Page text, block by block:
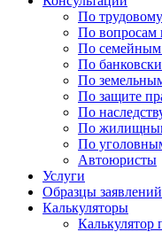
По
По вопросам
По семейным
По
По
По защите
По
По
По
Автоюристы
Услуги
Образцы заявлений
Калькуляторы